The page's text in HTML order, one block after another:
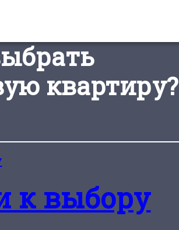
квартиру?
к выбору